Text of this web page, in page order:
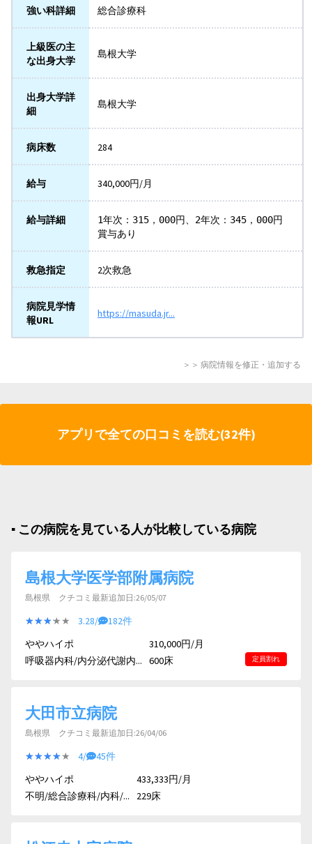
強い科詳細 総合診療科
上級医の主
な出身大学
島根大学
出身大学詳
細
島根大学
病床数 284
給与 340,000円/月
給与詳細
1年次：315，000円、2年次：345，000円
賞与あり
救急指定 2次救急
病院見学情
報URL
https://masuda.jr...
＞＞ 病院情報を修正・追加する
アプリで全ての口コミを読む(32件)
▪︎ この病院を見ている人が比較している病院
島根大学医学部附属病院
島根県 クチコミ最新追加日:26/05/07
★★★★★
★★★★★ 3.28/
182件
ややハイポ
呼吸器内科/内分泌代謝内...
310,000円/月
600床
定員割れ
大田市立病院
島根県 クチコミ最新追加日:26/04/06
★★★★★
★★★★★ 4/
45件
ややハイポ
不明/総合診療科/内科/...
433,333円/月
229床